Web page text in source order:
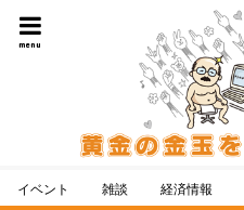
menu
イベント 雑談 経済情報